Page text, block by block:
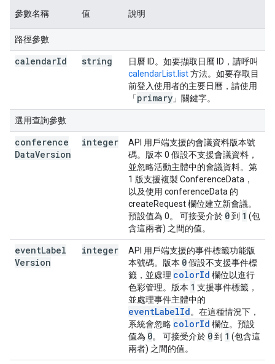
參數名稱 值 說明
路徑參數
calendarId string
日曆 ID。如要擷取日曆 ID，請呼叫
calendarList.list方法。如要存取目
前登入使用者的主要日曆，請使用
「primary 」關鍵字。
選用查詢參數
conference
DataVersion
integer
API 用戶端支援的會議資料版本號
碼。版本 0 假設不支援會議資料，
並忽略活動主體中的會議資料。第
1 版支援複製 ConferenceData，
以及使用 conferenceData 的
createRequest 欄位建立新會議。
預設值為 0。 可接受介於 0到 1 (包
含這兩者) 之間的值。
eventLabel
Version
integer
API 用戶端支援的事件標籤功能版
本號碼。版本 0假設不支援事件標
籤，並處理 colorId 欄位以進行
色彩管理。版本 1 支援事件標籤，
並處理事件主體中的
eventLabelId。在這種情況下，
系統會忽略 colorId 欄位。預設
值為 0。 可接受介於 0到 1 (包含這
兩者) 之間的值。